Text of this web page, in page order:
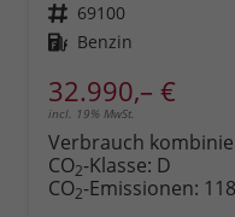
Fahrzeugnr. 69100
Kraftstoff Benzin
32.990,– €
incl. 19% MwSt.
Verbrauch
CO2-Klasse: D
CO2-Emissionen: